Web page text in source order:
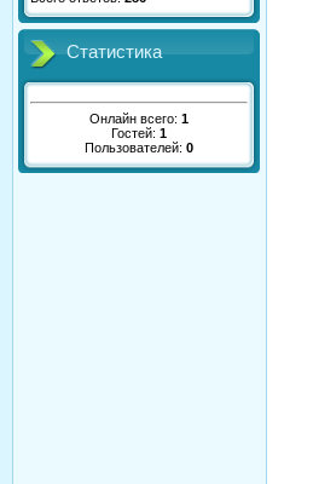
Статистика
Онлайн всего: 1
Гостей: 1
Пользователей: 0